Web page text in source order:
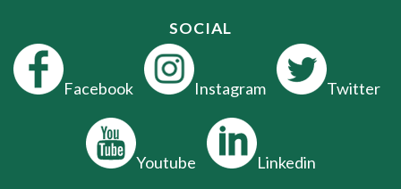
SOCIAL
Facebook Instagram Twitter
Youtube Linkedin